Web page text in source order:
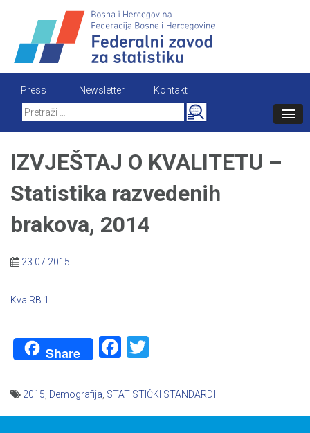
content
Press Newsletter
Kontakt
Search
for:
IZVJEŠTAJ O KVALITETU –
Statistika razvedenih
brakova, 2014
23.07.2015
KvalRB 1
Share Facebook
2015 Demografija STATISTIČKI STANDARDI